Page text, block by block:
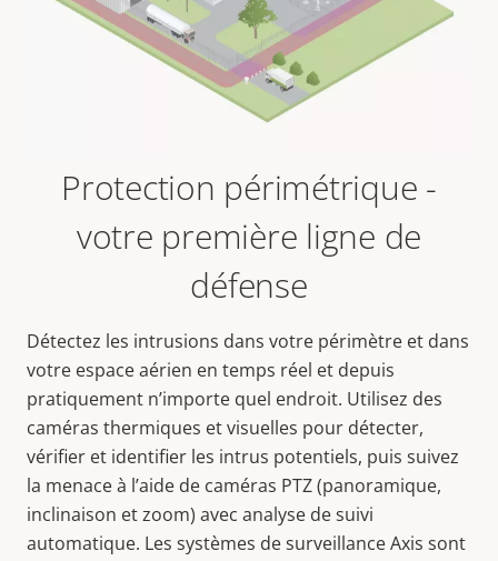
Protection périmétrique -
votre première ligne de
défense
Détectez les intrusions dans votre périmètre et dans
votre espace aérien en temps réel et depuis
pratiquement n’importe quel endroit. Utilisez des
caméras thermiques et visuelles pour détecter,
vérifier et identifier les intrus potentiels, puis suivez
la menace à l’aide de caméras PTZ (panoramique,
inclinaison et zoom) avec analyse de suivi
automatique. Les systèmes de surveillance Axis sont